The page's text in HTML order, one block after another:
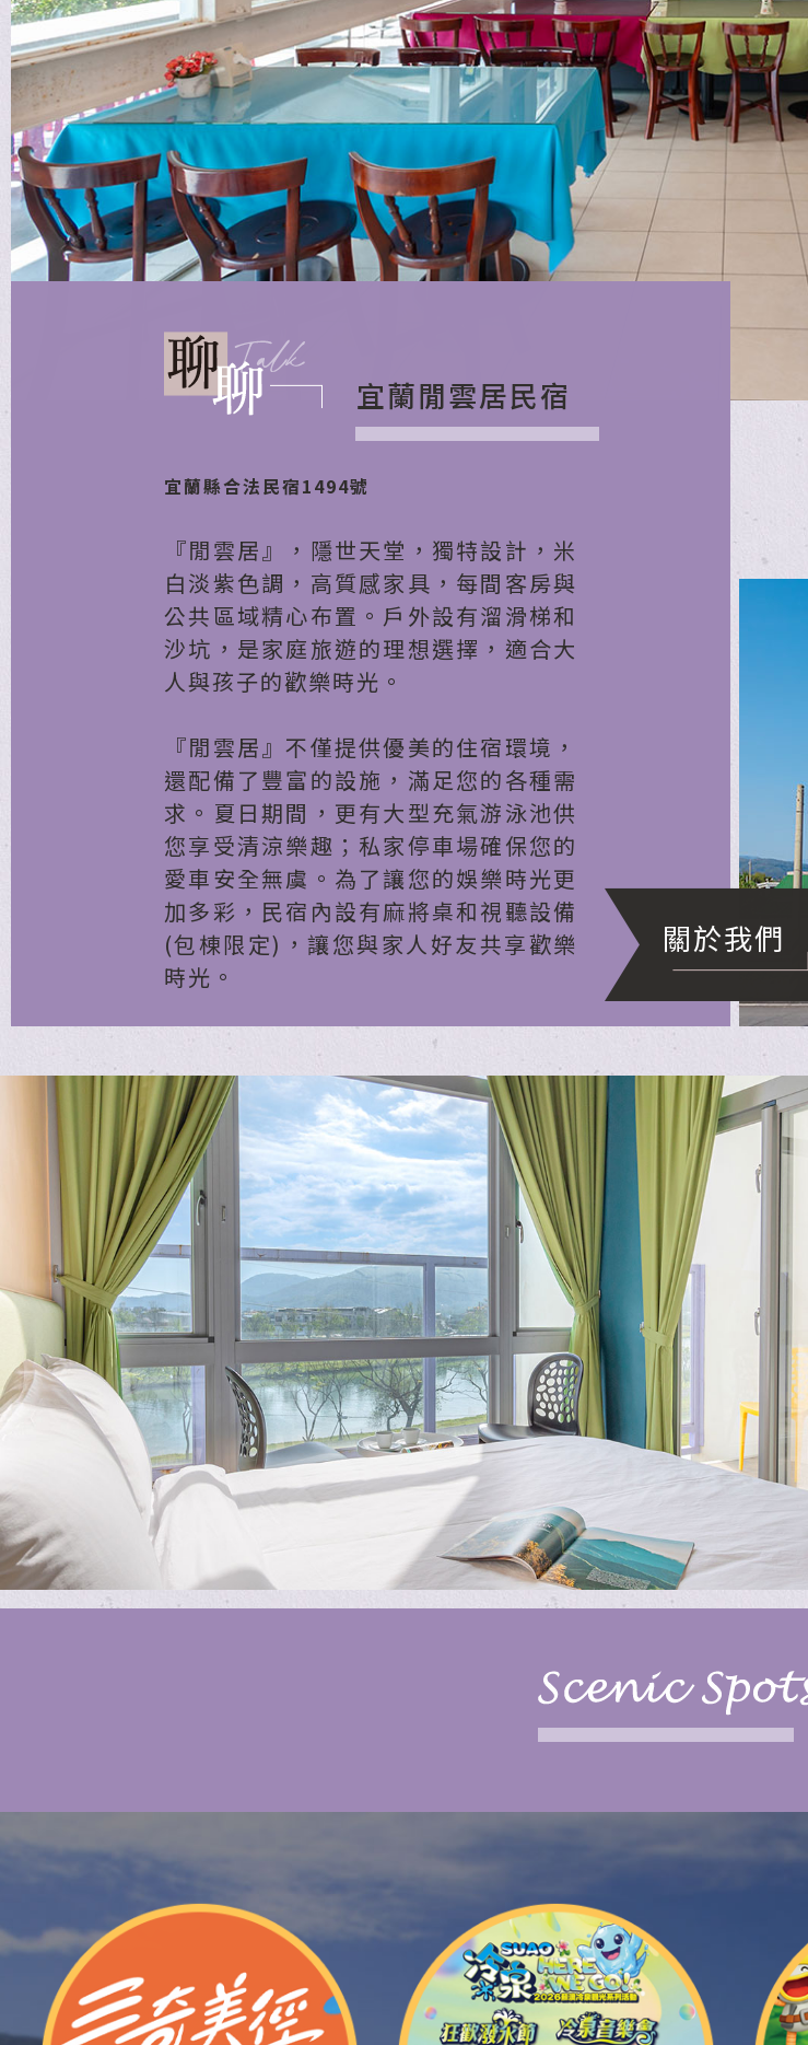
宜蘭閒雲居民宿
宜蘭縣合法民宿1494號
『閒雲居』，隱世天堂，獨特設計，米
白淡紫色調，高質感家具，每間客房與
公共區域精心布置。戶外設有溜滑梯和
沙坑，是家庭旅遊的理想選擇，適合大
人與孩子的歡樂時光。
『閒雲居』不僅提供優美的住宿環境，
還配備了豐富的設施，滿足您的各種需
求。夏日期間，更有大型充氣游泳池供
您享受清涼樂趣；私家停車場確保您的
愛車安全無虞。為了讓您的娛樂時光更
加多彩，民宿內設有麻將桌和視聽設備
(包棟限定)，讓您與家人好友共享歡樂
時光。
關於我們